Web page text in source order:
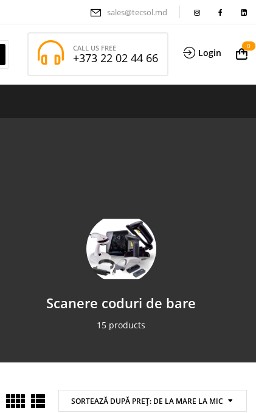
sales@tecsol.md
CALL US FREE
+373 22 02 44 66 Login
0
Scanere coduri de bare
15 products
SORTEAZĂ DUPĂ PREȚ: DE LA MARE LA MIC